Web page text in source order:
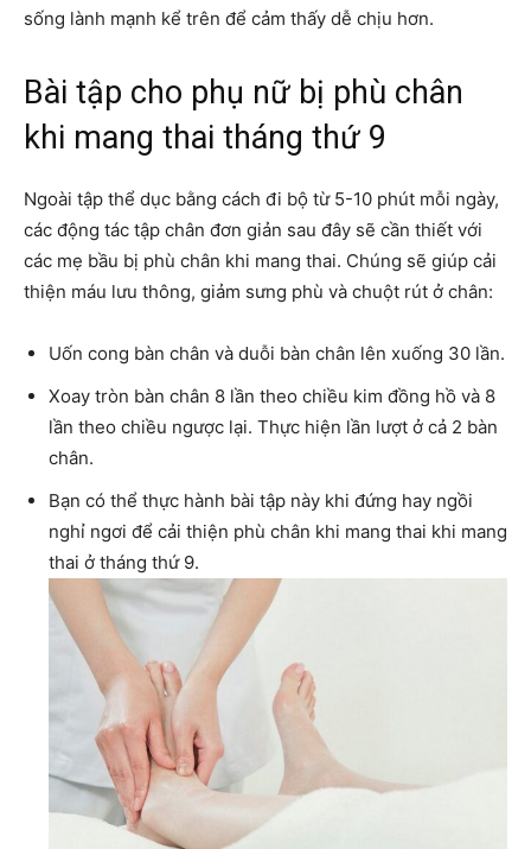
sống lành mạnh kể trên để cảm thấy dễ chịu hơn.
Bài tập cho phụ nữ bị phù chân
khi mang thai tháng thứ 9
Ngoài tập thể dục bằng cách đi bộ từ 5-10 phút mỗi ngày,
các động tác tập chân đơn giản sau đây sẽ cần thiết với
các mẹ bầu bị phù chân khi mang thai. Chúng sẽ giúp cải
thiện máu lưu thông, giảm sưng phù và chuột rút ở chân:
Uốn cong bàn chân và duỗi bàn chân lên xuống 30 lần.
Xoay tròn bàn chân 8 lần theo chiều kim đồng hồ và 8
lần theo chiều ngược lại. Thực hiện lần lượt ở cả 2 bàn
chân.
Bạn có thể thực hành bài tập này khi đứng hay ngồi
nghỉ ngơi để cải thiện phù chân khi mang thai khi mang
thai ở tháng thứ 9.